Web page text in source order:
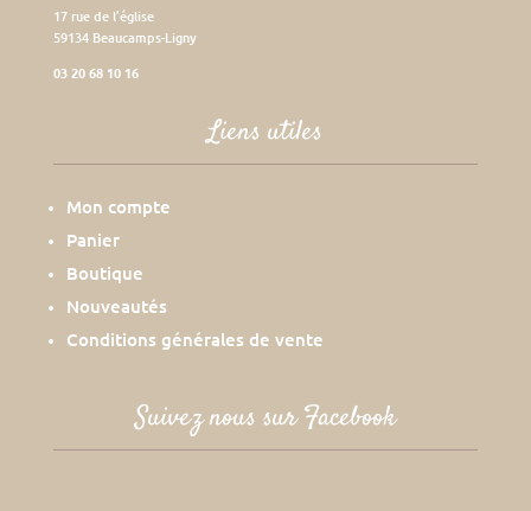
17 rue de l’église
59134 Beaucamps-Ligny
03 20 68 10 16
Liens utiles
Mon compte
Panier
Boutique
Nouveautés
Conditions générales de vente
Suivez nous sur Facebook